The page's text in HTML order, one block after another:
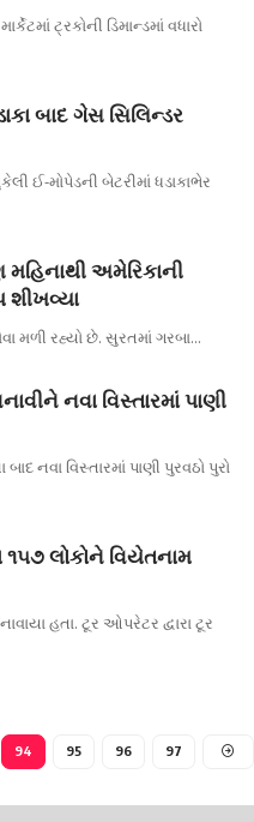
ટ્રકોની ડિમાન્ડમાં વધારો
બાદ ગેસ સિલિન્ડર
ઈ-મોપેડની બેટરીમાં ધડાકાભેર
અમેરિકાની
શીખવ્યા
મળી રહ્યો છે. સુરતમાં ગરબા…
નવા વિસ્તારમાં પાણી
નવા વિસ્તારમાં પાણી પુરવઠો પુરો
લોકોને વિયેતનામ
હતા. ટૂર ઓપરેટર દ્વારા ટૂર
94 95 96 97